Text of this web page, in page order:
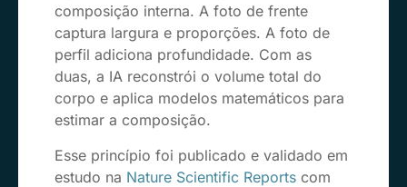
composição interna. A foto de frente
captura largura e proporções. A foto de
perfil adiciona profundidade. Com as
duas, a IA reconstrói o volume total do
corpo e aplica modelos matemáticos para
estimar a composição.
Esse princípio foi publicado e validado em
estudo na Nature Scientific Reports com